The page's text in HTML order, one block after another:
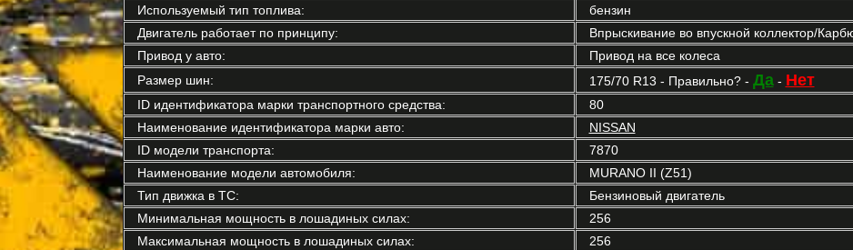
Используемый тип топлива:
бензин
Двигатель работает по принципу:
Впрыскивание во впускной коллектор/
Привод у авто:
Привод на все колеса
Размер шин:
175/70 R13 - Правильно? - Да- Нет
ID идентификатора марки транспортного средства:
80
Наименование идентификатора марки авто:
NISSAN
ID модели транспорта:
7870
Наименование модели автомобиля:
MURANO II (Z51)
Тип движка в ТС:
Бензиновый двигатель
Минимальная мощность в лошадиных силах:
256
Максимальная мощность в лошадиных силах:
256